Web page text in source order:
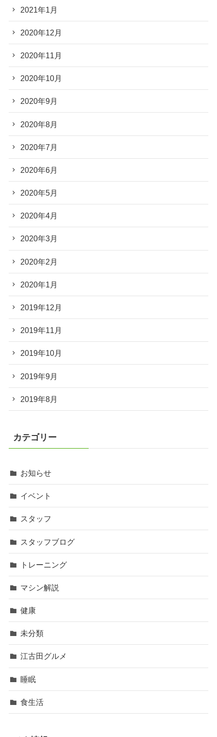
2021年1月
2020年12月
2020年11月
2020年10月
2020年9月
2020年8月
2020年7月
2020年6月
2020年5月
2020年4月
2020年3月
2020年2月
2020年1月
2019年12月
2019年11月
2019年10月
2019年9月
2019年8月
カテゴリー
お知らせ
イベント
スタッフ
スタッフブログ
トレーニング
マシン解説
健康
未分類
江古田グルメ
睡眠
食生活